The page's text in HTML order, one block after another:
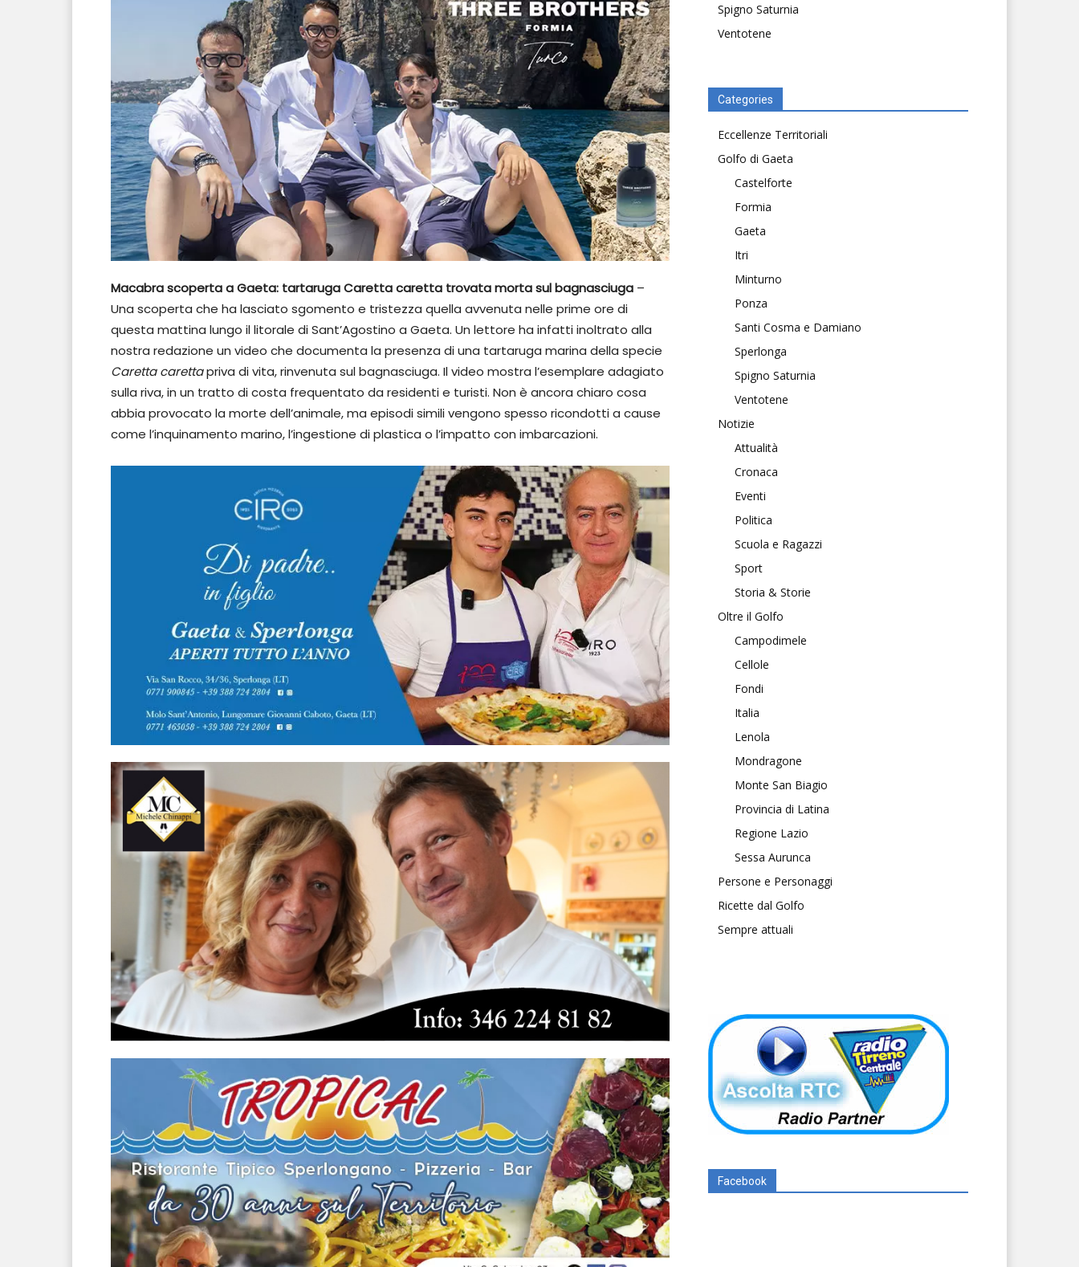
Macabra scoperta a Gaeta: tartaruga Caretta caretta trovata morta sul bagnasciuga –
Una scoperta che ha lasciato sgomento e tristezza quella avvenuta nelle prime ore di
questa mattina lungo il litorale di Sant’Agostino a Gaeta. Un lettore ha infatti inoltrato alla
nostra redazione un video che documenta la presenza di una tartaruga marina della specie
Caretta carettapriva di vita, rinvenuta sul bagnasciuga. Il video mostra l’esemplare adagiato
sulla riva, in un tratto di costa frequentato da residenti e turisti. Non è ancora chiaro cosa
abbia provocato la morte dell’animale, ma episodi simili vengono spesso ricondotti a cause
come l’inquinamento marino, l’ingestione di plastica o l’impatto con imbarcazioni.
Spigno Saturnia
Ventotene
Categories
Eccellenze Territoriali
Golfo di Gaeta
Castelforte
Formia
Gaeta
Itri
Minturno
Ponza
Santi Cosma e Damiano
Sperlonga
Spigno Saturnia
Ventotene
Notizie
Attualità
Cronaca
Eventi
Politica
Scuola e Ragazzi
Sport
Storia & Storie
Oltre il Golfo
Campodimele
Cellole
Fondi
Italia
Lenola
Mondragone
Monte San Biagio
Provincia di Latina
Regione Lazio
Sessa Aurunca
Persone e Personaggi
Ricette dal Golfo
Sempre attuali
Facebook